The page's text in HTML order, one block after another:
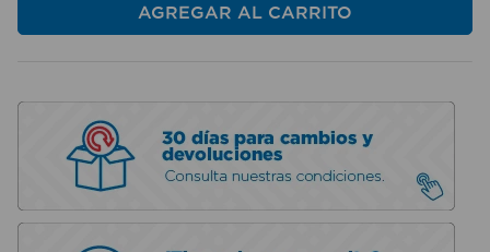
AGREGAR AL CARRITO